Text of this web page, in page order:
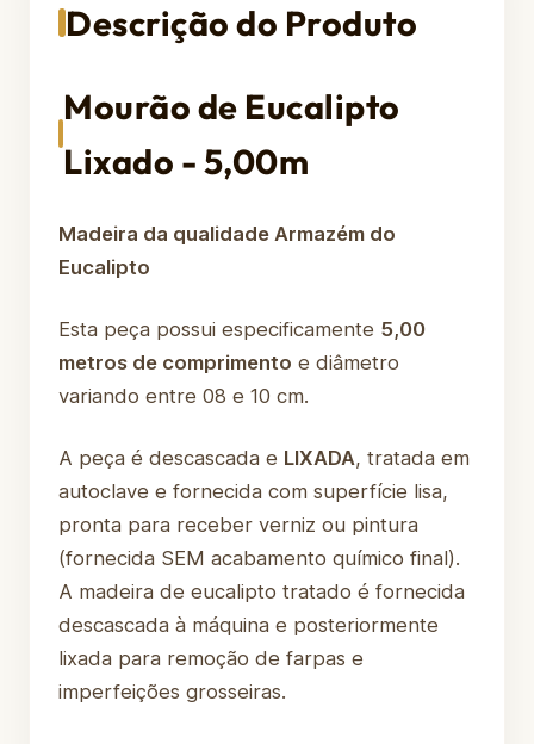
Descrição do Produto
Mourão de Eucalipto
Lixado - 5,00m
Madeira da qualidade Armazém do
Eucalipto
Esta peça possui especificamente 5,00
metros de comprimento e diâmetro
variando entre 08 e 10 cm.
A peça é descascada e LIXADA, tratada em
autoclave e fornecida com superfície lisa,
pronta para receber verniz ou pintura
(fornecida SEM acabamento químico final).
A madeira de eucalipto tratado é fornecida
descascada à máquina e posteriormente
lixada para remoção de farpas e
imperfeições grosseiras.